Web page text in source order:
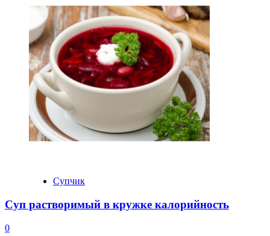
Супчик
Суп растворимый в кружке калорийность
0